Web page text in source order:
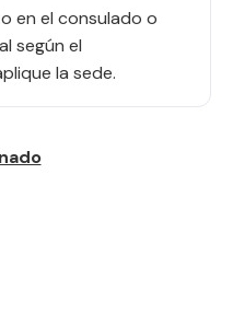
en el consulado o
según el
la sede.